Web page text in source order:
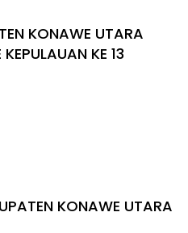
KONAWE UTARA
KE 13
KONAWE UTARA